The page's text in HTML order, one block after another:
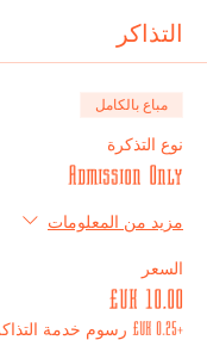
التذاكر
مباع بالكامل
نوع التذكرة
Admission Only
مزيد من المعلومات
السعر
+‏0.25 UK£ رسوم خدمة التذاكر